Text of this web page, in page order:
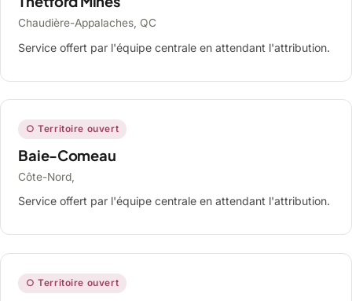
Chaudière-Appalaches, QC
Service offert par l'équipe centrale en attendant l'attribution.
○ Territoire ouvert
Baie-Comeau
Côte-Nord,
Service offert par l'équipe centrale en attendant l'attribution.
○ Territoire ouvert